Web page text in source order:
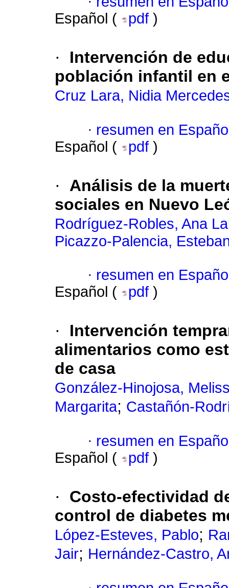
Español (
pdf )
·
Intervención de
población infantil en
Cruz Lara, Nidia
· resumen en
Español (
pdf )
·
Análisis de la
sociales en Nuevo
Rodríguez-Robles, Ana
Picazzo-Palencia,
· resumen en
Español (
pdf )
·
Intervención
alimentarios como
de casa
González-Hinojosa,
Margarita; Castañón-
· resumen en
Español (
pdf )
·
Costo-efectividad
control de diabetes
López-Esteves, Pablo;
Jair; Hernández-Castro,